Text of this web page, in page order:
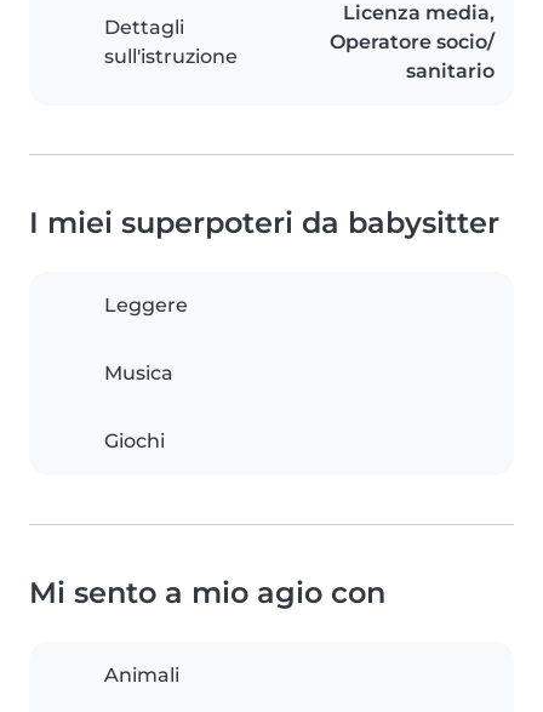
Dettagli
sull'istruzione
Licenza media,
Operatore socio/
sanitario
I miei superpoteri da babysitter
Leggere
Musica
Giochi
Mi sento a mio agio con
Animali